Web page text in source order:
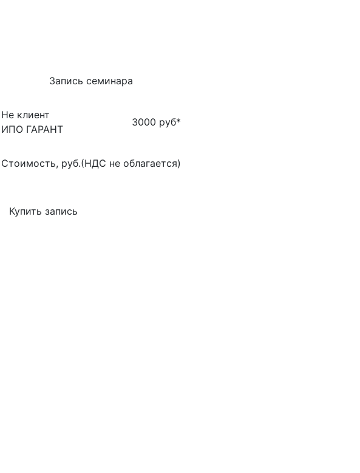
Запись семинара
Не клиент
ИПО ГАРАНТ
3000 руб*
Стоимость, руб.(НДС не облагается)
Купить запись